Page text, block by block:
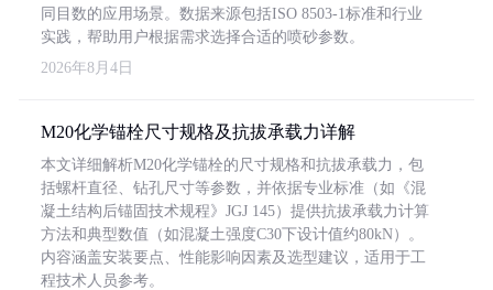
同目数的应用场景。数据来源包括ISO 8503-1标准和行业
实践，帮助用户根据需求选择合适的喷砂参数。
2026年8月4日
M20化学锚栓尺寸规格及抗拔承载力详解
本文详细解析M20化学锚栓的尺寸规格和抗拔承载力，包
括螺杆直径、钻孔尺寸等参数，并依据专业标准（如《混
凝土结构后锚固技术规程》JGJ 145）提供抗拔承载力计算
方法和典型数值（如混凝土强度C30下设计值约80kN）。
内容涵盖安装要点、性能影响因素及选型建议，适用于工
程技术人员参考。